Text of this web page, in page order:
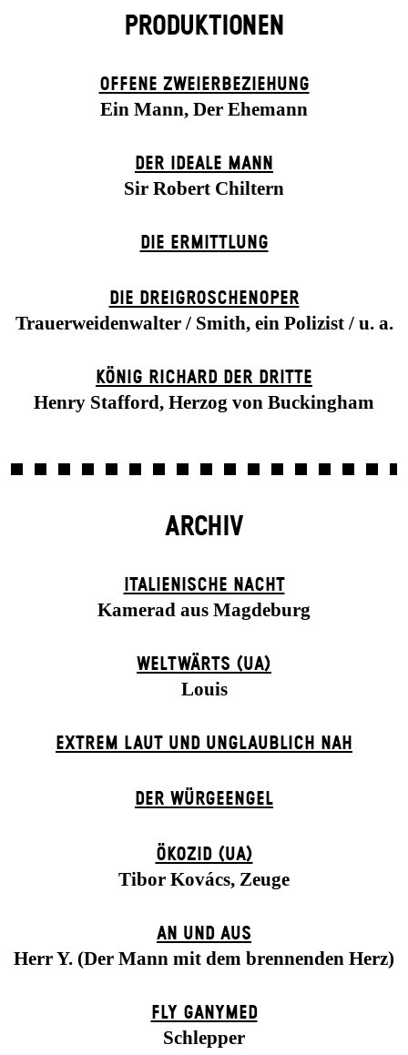
PRODUKTIONEN
OFFENE ZWEIER­BEZIEHUNG
Ein Mann, Der Ehemann
DER IDEALE MANN
Sir Robert Chiltern
DIE ERMITTLUNG
DIE DREI­GROSCHEN­OPER
Trauerweidenwalter / Smith, ein Polizist / u. a.
KÖNIG RICHARD DER DRITTE
Henry Stafford, Herzog von Buckingham
ARCHIV
ITALIENISCHE NACHT
Kamerad aus Magdeburg
WELTWÄRTS (UA)
Louis
EXTREM LAUT UND UNGLAUBLICH NAH
DER WÜR­GE­ENG­EL
ÖKOZID (UA)
Tibor Kovács, Zeuge
AN UND AUS
Herr Y. (Der Mann mit dem brennenden Herz)
FLY GANYMED
Schlepper